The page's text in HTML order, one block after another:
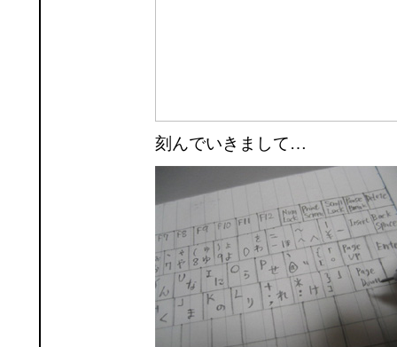
刻んでいきまして…